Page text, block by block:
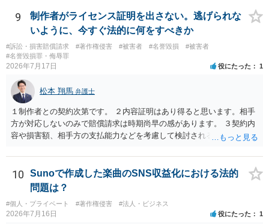
9
制作者がライセンス証明を出さない。逃げられな
いように、今すぐ法的に何をすべきか
#訴訟・損害賠償請求 #著作権侵害 #被害者 #名誉毀損
#被害者
#名誉毀損罪・侮辱罪
2026年7月17日 役にたった 1
松本 翔馬 弁護士
１制作者との契約次第です。 ２内容証明はあり得ると思います。相手
方が対応しないのみで賠償請求は時期尚早の感があります。 ３契約内
容や損害額、相手方の支払能力などを考慮して検討されるとよいでし
求する場合もありますが、認められるのはごく一部です。 ５事案の詳
細な検討が必要です。遅延損害金の発生なども確認するとよいでしょ
う。 ６弁護士に窓口を一本化して、直接連絡を避けることも方法の一
つです。
10
Sunoで作成した楽曲のSNS収益化における法的
問題は？
#個人・プライベート #著作権侵害 #法人・ビジネス
2026年7月16日 役にたった 1